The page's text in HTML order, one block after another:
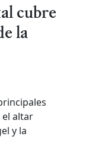
cubre
la
el altar
y la